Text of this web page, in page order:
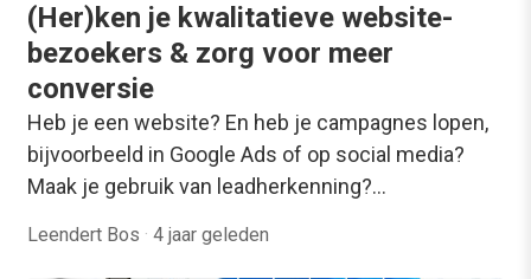
(Her)ken je kwalitatieve website-
bezoekers & zorg voor meer
conversie
Heb je een website? En heb je campagnes lopen,
bijvoorbeeld in Google Ads of op social media?
Maak je gebruik van leadherkenning?…
Leendert Bos · 4 jaar geleden